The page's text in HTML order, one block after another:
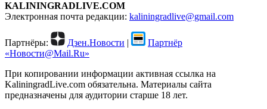
KALININGRADLIVE.COM
Электронная почта редакции: kaliningradlive@gmail.com
Партнёры: Дзен.Новости |
Партнёр
«Новости@Mail.Ru»
При копировании информации активная ссылка на
KaliningradLive.com обязательна. Материалы сайта
предназначены для аудитории старше 18 лет.